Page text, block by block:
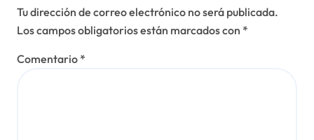
Tu dirección de correo electrónico no será publicada.
Los campos obligatorios están marcados con *
Comentario *